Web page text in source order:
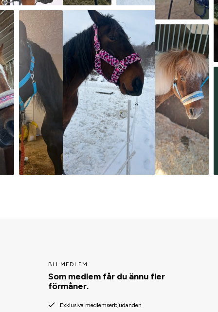
BLI MEDLEM
Som medlem får du ännu fler
förmåner.
Exklusiva medlemserbjudanden